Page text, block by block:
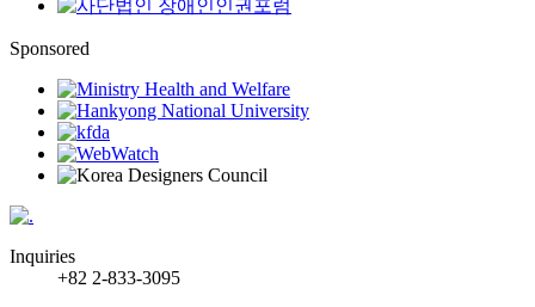
Sponsored
Inquiries
+82 2-833-3095